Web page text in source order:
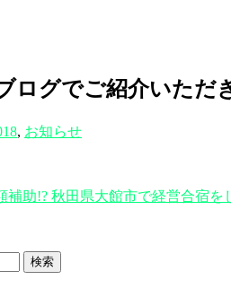
ログでご紹介いただ
, お知らせ
助!? 秋田県大館市で経営合宿を